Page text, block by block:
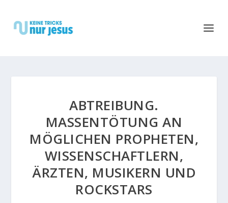
ABTREIBUNG.
MASSENTÖTUNG AN
MÖGLICHEN PROPHETEN,
WISSENSCHAFTLERN,
ÄRZTEN, MUSIKERN UND
ROCKSTARS